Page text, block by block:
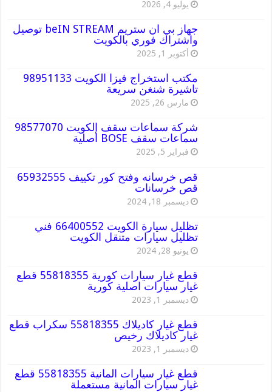
يوليو 4, 2026
جهاز بي ان ستريم beIN STREAM توصيل
واشتراك فوري بالكويت
أكتوبر 1, 2025
مكتب استخراج فيزا الكويت 98951133
تاشيرة شنغن سريعة
مارس 26, 2025
شركة سماعات سقف الكويت 98577070
سماعات سقف BOSE أصلية
فبراير 5, 2025
قص خرسانه وفتح كور تكييف 65932555
قص خرسانات
ديسمبر 18, 2024
تظليل سيارة الكويت 66400552 فني
تظليل سيارات متنقل الكويت
يونيو 28, 2024
قطع غيار سيارات كورية 55818355 قطع
غيار سيارات اصلية كورية
ديسمبر 1, 2023
قطع غيار كاديلاك 55818355 سكراب قطع
غيار كاديلاك رخيص
ديسمبر 1, 2023
قطع غيار سيارات المانية 55818355 قطع
غيار سيارات المانية مستعملة